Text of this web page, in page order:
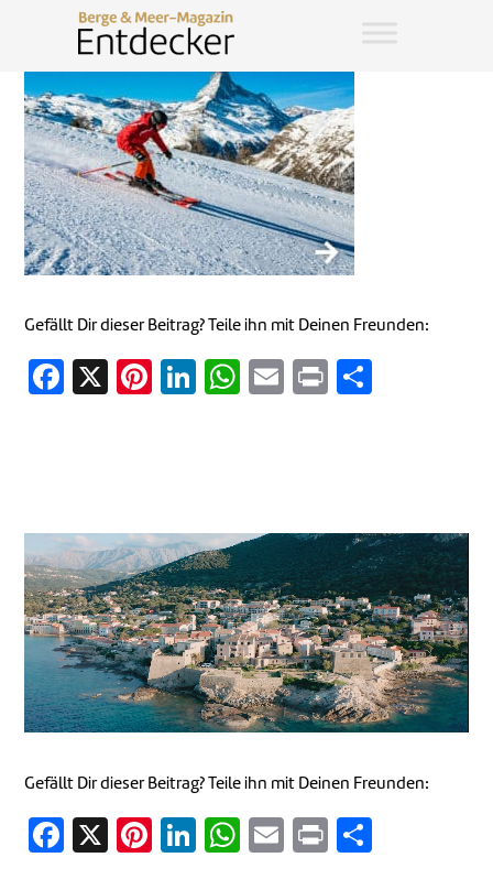
Gefällt Dir dieser Beitrag? Teile ihn mit Deinen Freunden:
Facebook
X Pinterest
LinkedIn
WhatsApp
EmailPrint
Gefällt Dir dieser Beitrag? Teile ihn mit Deinen Freunden:
Facebook
X Pinterest
LinkedIn
WhatsApp
EmailPrint